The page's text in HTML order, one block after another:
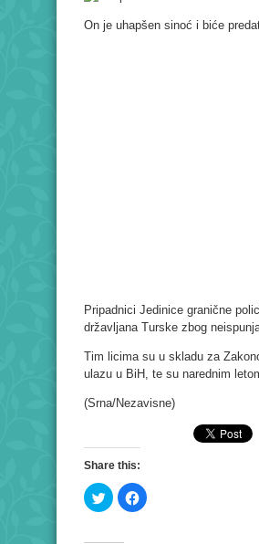
On je uhapšen sinoć i biće
Pripadnici Jedinice granične
državljana Turske zbog
Tim licima su u skladu za
ulazu u BiH, te su narednim
(Srna/Nezavisne)
Share this:
Click
to
share
Click
to